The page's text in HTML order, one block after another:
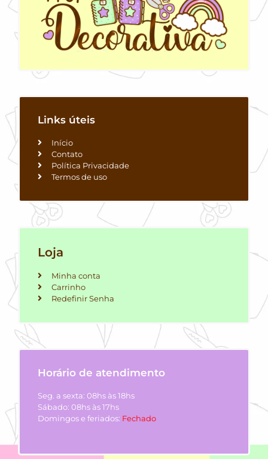
Links úteis
Início
Contato
Política Privacidade
Termos de uso
Loja
Minha conta
Carrinho
Redefinir Senha
Horário de atendimento
Seg. a sexta: 08hs às 18hs
Sábado: 08hs às 17hs
Domingos e feriados: Fechado